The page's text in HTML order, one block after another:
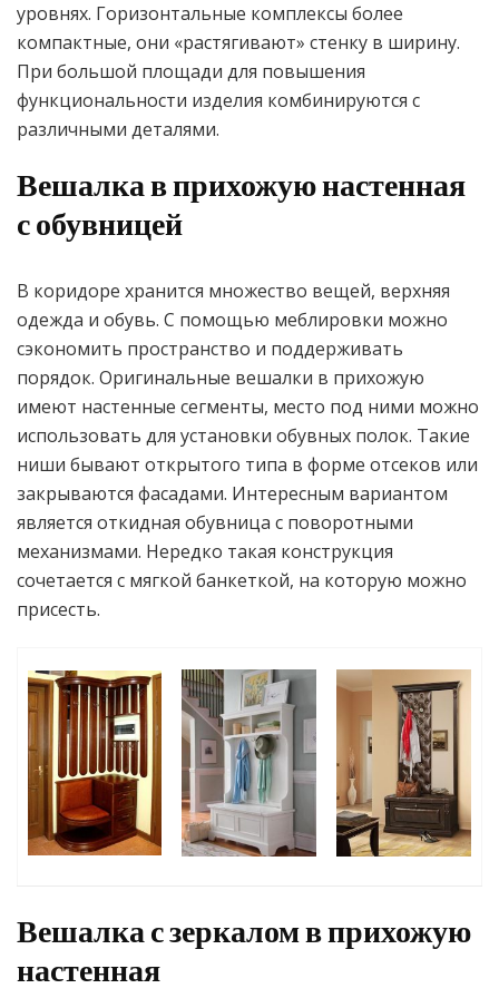
уровнях. Горизонтальные комплексы более
компактные, они «растягивают» стенку в ширину.
При большой площади для повышения
функциональности изделия комбинируются с
различными деталями.
Вешалка в прихожую настенная
с обувницей
В коридоре хранится множество вещей, верхняя
одежда и обувь. С помощью меблировки можно
сэкономить пространство и поддерживать
порядок. Оригинальные вешалки в прихожую
имеют настенные сегменты, место под ними можно
использовать для установки обувных полок. Такие
ниши бывают открытого типа в форме отсеков или
закрываются фасадами. Интересным вариантом
является откидная обувница с поворотными
механизмами. Нередко такая конструкция
сочетается с мягкой банкеткой, на которую можно
присесть.
Вешалка с зеркалом в прихожую
настенная